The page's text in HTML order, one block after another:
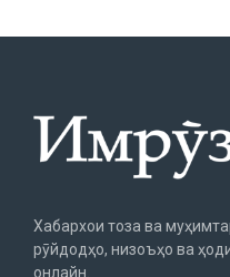
Хабархои тоза ва
рӯйдодҳо, низоъҳо ва
онлайн.